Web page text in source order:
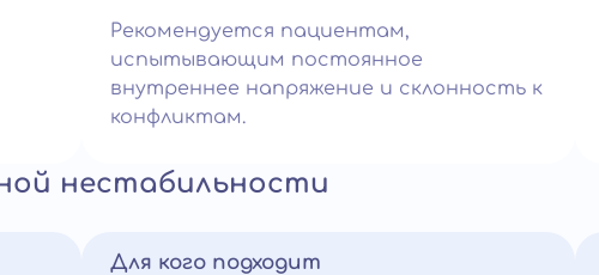
Рекомендуется пациентам,
испытывающим постоянное
внутреннее напряжение и склонность к
конфликтам.
нестабильности
Для кого подходит